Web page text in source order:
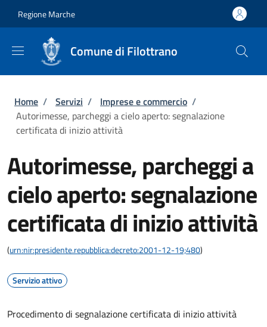
Regione Marche
Comune di Filottrano
Briciole di pane
Home / Servizi / Imprese e commercio /
Autorimesse, parcheggi a cielo aperto: segnalazione
certificata di inizio attività
Autorimesse, parcheggi a
cielo aperto: segnalazione
certificata di inizio attività
(urn:nir:presidente.repubblica:decreto:2001-12-19;480)
Servizio attivo
Procedimento di segnalazione certificata di inizio attività